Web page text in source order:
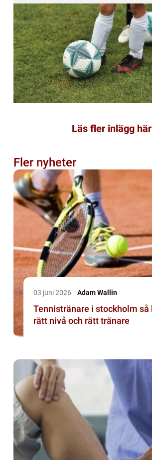
Läs fler inlägg här
Fler nyheter
03 juni 2026 Adam Wallin
Tennistränare i stockholm så hittar du
rätt nivå och rätt tränare